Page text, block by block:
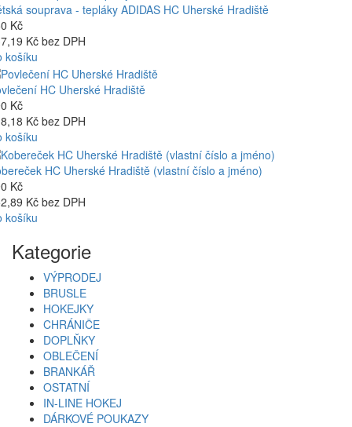
souprava - tepláky ADIDAS HC Uherské Hradiště
Kč
Kč bez DPH
košíku
HC Uherské Hradiště
Kč
Kč bez DPH
košíku
HC Uherské Hradiště (vlastní číslo a jméno)
Kč
Kč bez DPH
košíku
Kategorie
VÝPRODEJ
BRUSLE
HOKEJKY
CHRÁNIČE
DOPLŇKY
OBLEČENÍ
BRANKÁŘ
OSTATNÍ
IN-LINE HOKEJ
DÁRKOVÉ POUKAZY